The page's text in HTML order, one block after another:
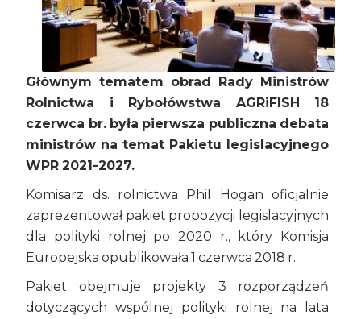
Głównym tematem obrad Rady Ministrów
Rolnictwa i Rybołówstwa AGRiFISH 18
czerwca br. była pierwsza publiczna debata
ministrów na temat Pakietu legislacyjnego
WPR 2021-2027.
Komisarz ds. rolnictwa Phil Hogan oficjalnie
zaprezentował pakiet propozycji legislacyjnych
dla polityki rolnej po 2020 r., który Komisja
Europejska opublikowała 1 czerwca 2018 r.
Pakiet obejmuje projekty 3 rozporządzeń
dotyczących wspólnej polityki rolnej na lata